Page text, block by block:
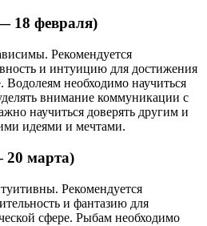
18 февраля)
Рекомендуется
и интуицию для достижения
Водолеям необходимо научиться
внимание коммуникации с
научиться доверять другим и
идеями и мечтами.
марта)
Рекомендуется
и фантазию для
сфере. Рыбам необходимо